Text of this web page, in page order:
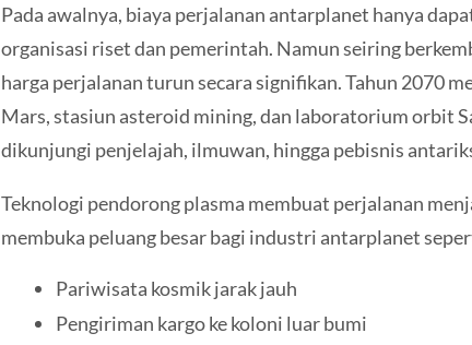
Pada awalnya, biaya perjalanan antarplanet hanya
organisasi riset dan pemerintah. Namun seiring
harga perjalanan turun secara signifikan. Tahun 2070
Mars, stasiun asteroid mining, dan laboratorium orbit
dikunjungi penjelajah, ilmuwan, hingga pebisnis
Teknologi pendorong plasma membuat perjalanan
membuka peluang besar bagi industri antarplanet
Pariwisata kosmik jarak jauh
Pengiriman kargo ke koloni luar bumi